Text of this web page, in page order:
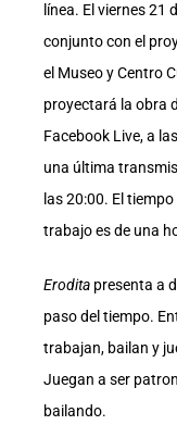
línea. El viernes 21
conjunto con el
el Museo y Centro
proyectará la obra
Facebook Live, a
una última
las 20:00. El
trabajo es de una
Erodita presenta a
paso del tiempo.
trabajan, bailan y
Juegan a ser
bailando.